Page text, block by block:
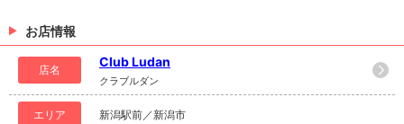
お店情報
店名
Club Ludan
クラブルダン
エリア 新潟駅前／新潟市